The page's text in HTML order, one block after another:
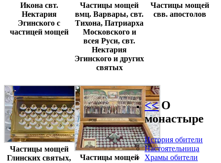
Икона свт.
Нектария
Эгинского с
частицей мощей
Частицы мощей
вмц. Варвары, свт.
Тихона, Патриарха
Московского и
всея Руси, свт.
Нектария
Эгинского и других
святых
Частицы мощей
свв. апостолов
Частицы мощей
Глинских святых,
Частицы мощей
<<О
монастыре
История обители
Настоятельница
Храмы обители